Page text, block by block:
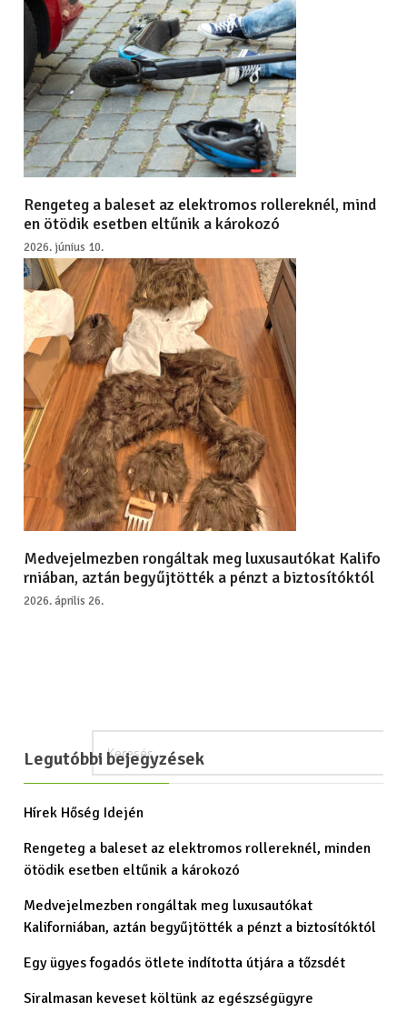
Rengeteg a baleset az elektromos rollereknél, mind
en ötödik esetben eltűnik a károkozó
2026. június 10.
Medvejelmezben rongáltak meg luxusautókat Kalifo
rniában, aztán begyűjtötték a pénzt a biztosítóktól
2026. április 26.
Legutóbbi bejegyzések
Hírek Hőség Idején
Rengeteg a baleset az elektromos rollereknél, minden
ötödik esetben eltűnik a károkozó
Medvejelmezben rongáltak meg luxusautókat
Kaliforniában, aztán begyűjtötték a pénzt a biztosítóktól
Egy ügyes fogadós ötlete indította útjára a tőzsdét
Siralmasan keveset költünk az egészségügyre